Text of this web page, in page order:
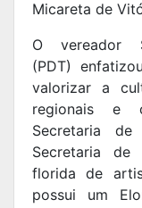
Micareta de
O vereador
(PDT)
valorizar a
regionais e
Secretaria
Secretaria de
florida de
possui um